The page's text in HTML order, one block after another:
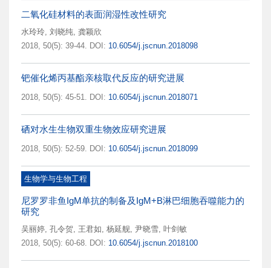
二氧化硅材料的表面润湿性改性研究
水玲玲, 刘晓纯, 龚颖欣
2018, 50(5): 39-44. DOI: 10.6054/j.jscnun.2018098
钯催化烯丙基酯亲核取代反应的研究进展
2018, 50(5): 45-51. DOI: 10.6054/j.jscnun.2018071
硒对水生生物双重生物效应研究进展
2018, 50(5): 52-59. DOI: 10.6054/j.jscnun.2018099
生物学与生物工程
尼罗罗非鱼IgM单抗的制备及IgM+B淋巴细胞吞噬能力的
研究
吴丽婷, 孔令贺, 王君如, 杨延舰, 尹晓雪, 叶剑敏
2018, 50(5): 60-68. DOI: 10.6054/j.jscnun.2018100